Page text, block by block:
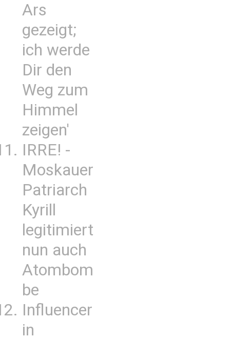
Ars
gezeigt;
ich werde
Dir den
Weg zum
Himmel
zeigen'
IRRE! -
Moskauer
Patriarch
Kyrill
legitimiert
nun auch
Atombom
be
Influencer
in